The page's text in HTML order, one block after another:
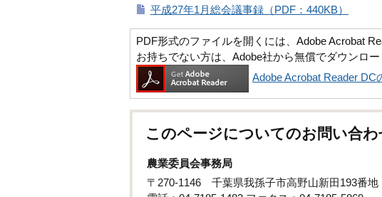
平成27年1月総会議事録（PDF：440KB）
PDF形式のファイルを開くには、Adobe Acrobat
お持ちでない方は、Adobe社から無償でダウンロー
Adobe Acrobat Reader DC
このページについてのお問い合わ
農業委員会事務局
〒270-1146 千葉県我孫子市高野山新田193番地